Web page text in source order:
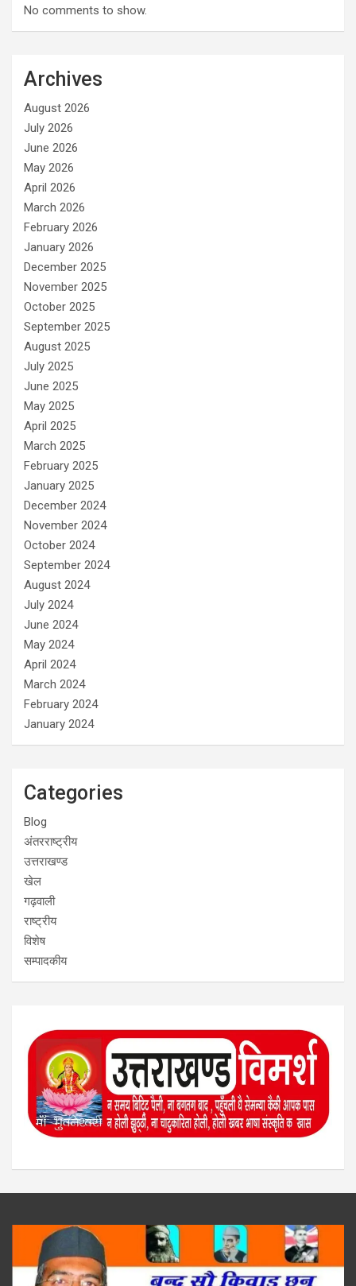
No comments to show.
Archives
August 2026
July 2026
June 2026
May 2026
April 2026
March 2026
February 2026
January 2026
December 2025
November 2025
October 2025
September 2025
August 2025
July 2025
June 2025
May 2025
April 2025
March 2025
February 2025
January 2025
December 2024
November 2024
October 2024
September 2024
August 2024
July 2024
June 2024
May 2024
April 2024
March 2024
February 2024
January 2024
Categories
Blog
अंतरराष्ट्रीय
उत्तराखण्ड
खेल
गढ़वाली
राष्ट्रीय
विशेष
सम्पादकीय